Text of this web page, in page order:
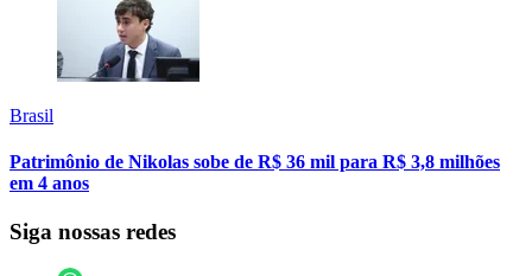
Brasil
Patrimônio de Nikolas sobe de R$ 36 mil para R$ 3,8 milhões
em 4 anos
Siga nossas redes